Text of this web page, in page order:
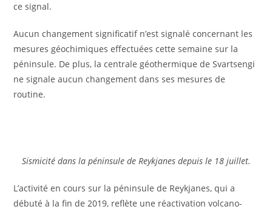
ce signal.
Aucun changement significatif n’est signalé concernant les
mesures géochimiques effectuées cette semaine sur la
péninsule. De plus, la centrale géothermique de Svartsengi
ne signale aucun changement dans ses mesures de
routine.
Sismicité dans la péninsule de Reykjanes depuis le 18 juillet.
L’activité en cours sur la péninsule de Reykjanes, qui a
débuté à la fin de 2019, reflète une réactivation volcano-